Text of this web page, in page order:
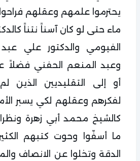
يحترموا علمهم وعقلهم
ماء حتى لو كان آسناً نتناً
الفيومي والدكتور علي عبد
وعبد المنعم الحفني فضلاً
أو إلى التقليديين الذين
لفكرهم وعقلهم لكي يسبر
كالشيخ محمد أبي زهرة
ما أسفّوا وحوت كتبهم
الدقة وتخلوا عن الانصاف